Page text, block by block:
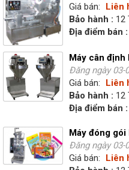
Giá bán:
Liên
Bảo hành : 12
Địa điểm bán :
Máy cân
Đăng ngày 03-
Giá bán:
Liên
Bảo hành : 12
Địa điểm bán :
Máy đóng gói
Đăng ngày 03-
Giá bán:
Liên